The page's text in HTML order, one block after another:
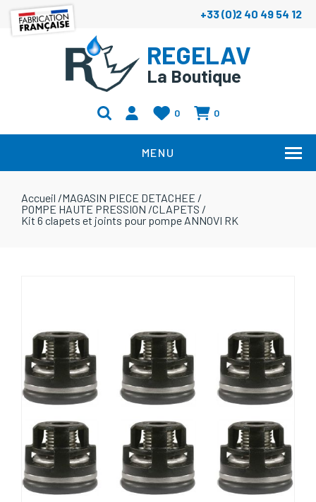
+33 (0)2 40 49 54 12
REGELAV
La Boutique
0 0
MENU
Accueil /MAGASIN PIECE DETACHEE /
POMPE HAUTE PRESSION /CLAPETS /
Kit 6 clapets et joints pour pompe ANNOVI RK